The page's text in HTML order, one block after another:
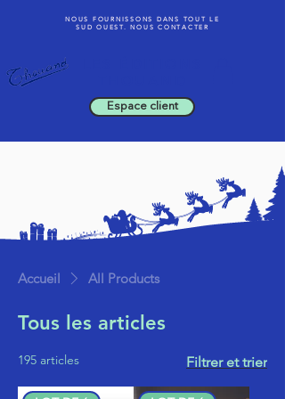
NOUS FOURNISSONS DANS TOUT LE
SUD OUEST. NOUS CONTACTER
Espace client
Accueil All Products
Tous les articles
195 articles Filtrer et trier